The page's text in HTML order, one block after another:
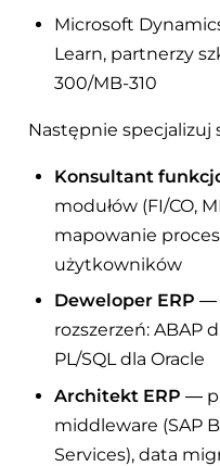
Microsoft
Learn, partnerzy
300/MB-310
Następnie specjalizuj
Konsultant
modułów (FI/CO,
mapowanie
użytkowników
Deweloper ERP —
rozszerzeń: ABAP
PL/SQL dla Oracle
Architekt ERP —
middleware (SAP
Services), data